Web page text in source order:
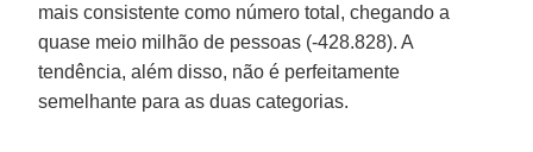
mais consistente como número total, chegando a
quase meio milhão de pessoas (-428.828). A
tendência, além disso, não é perfeitamente
semelhante para as duas categorias.